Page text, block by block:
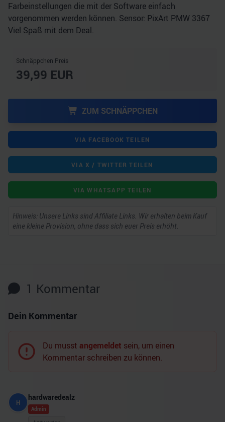
Farbeinstellungen die mit der Software einfach
vorgenommen werden können. Sensor: PixArt PMW 3367
Viel Spaß mit dem Deal.
Schnäppchen Preis
39,99 EUR
ZUM SCHNÄPPCHEN
VIA FACEBOOK TEILEN
VIA X / TWITTER TEILEN
VIA WHATSAPP TEILEN
Hinweis: Unsere Links sind Affiliate Links. Wir erhalten beim Kauf
eine kleine Provision, ohne dass sich euer Preis erhöht.
1 Kommentar
Dein Kommentar
Du musst angemeldet sein, um einen
Kommentar schreiben zu können.
H
hardwaredealz
Admin